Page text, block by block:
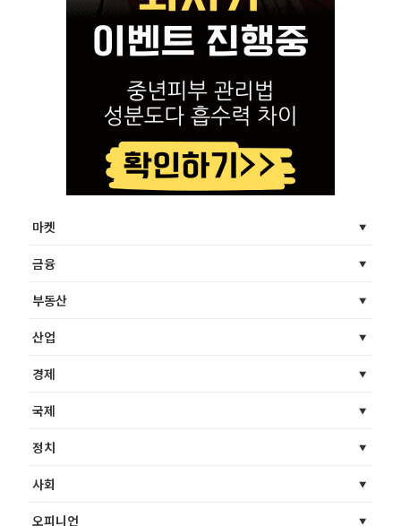
마켓
금융
부동산
산업
경제
국제
정치
사회
오피니언